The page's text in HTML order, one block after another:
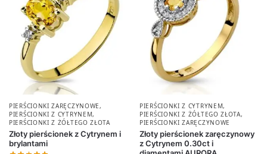
PIERŚCIONKI ZARĘCZYNOWE,
PIERŚCIONKI Z CYTRYNEM,
PIERŚCIONKI Z ŻÓŁTEGO ZŁOTA
Złoty pierścionek z Cytrynem i
brylantami
PIERŚCIONKI Z CYTRYNEM,
PIERŚCIONKI Z ŻÓŁTEGO ZŁOTA,
PIERŚCIONKI ZARĘCZYNOWE
Złoty pierścionek zaręczynowy
z Cytrynem 0.30ct i